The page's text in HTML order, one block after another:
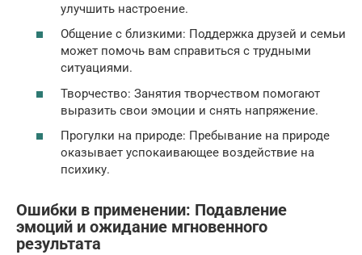
улучшить настроение.
Общение с близкими: Поддержка друзей и семьи
может помочь вам справиться с трудными
ситуациями.
Творчество: Занятия творчеством помогают
выразить свои эмоции и снять напряжение.
Прогулки на природе: Пребывание на природе
оказывает успокаивающее воздействие на
психику.
Ошибки в применении: Подавление
эмоций и ожидание мгновенного
результата